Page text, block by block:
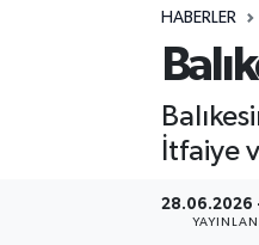
HABERLER
İtfaiye
28.06.2026